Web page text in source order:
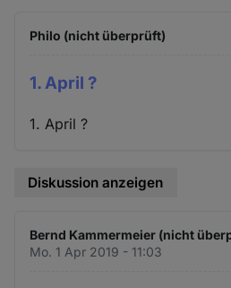
Philo (nicht überprüft)
1. April ?
1. April ?
Diskussion anzeigen
Bernd Kammermeier (nicht
Mo. 1 Apr 2019 - 11:03